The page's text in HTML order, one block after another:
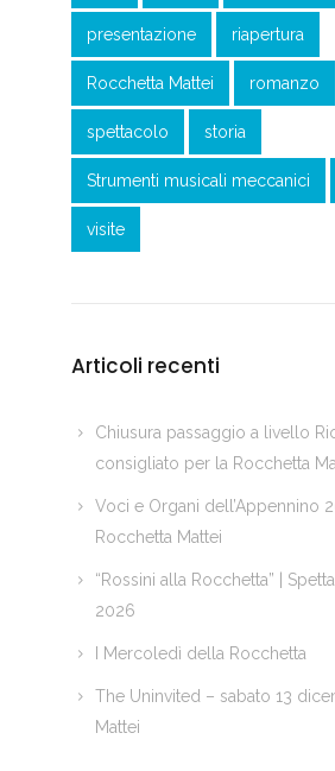
presentazione riapertura
Rocchetta Mattei romanzo
spettacolo storia
Strumenti musicali meccanici
visite
Articoli recenti
Chiusura passaggio a livello
consigliato per la Rocchetta
Voci e Organi dell’Appennino
Rocchetta Mattei
“Rossini alla Rocchetta” |
2026
I Mercoledì della Rocchetta
The Uninvited – sabato 13
Mattei